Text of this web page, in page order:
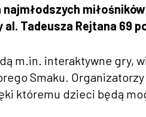
Tadeusza Rejtana 69
m.in. interaktywne gry,
Smaku.
któremu dzieci będą